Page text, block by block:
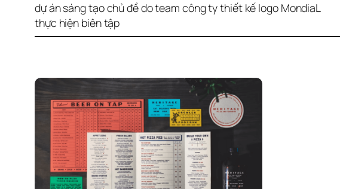
dự án sáng tạo chủ đề do team công ty thiết kế logo MondiaL
thực hiện biên tập